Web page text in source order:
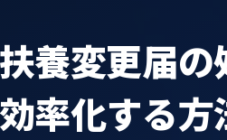
養変更届
率化する方